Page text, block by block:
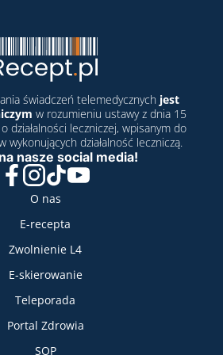
świadczeń telemedycznych jest
w rozumieniu ustawy z dnia 15
działalności leczniczej, wpisanym do
działalność leczniczą.
O nas
E-recepta
Zwolnienie L4
E-skierowanie
Teleporada
Portal Zdrowia
SOP
nasze social media!
Facebook
Instagram
TikTokYouTube